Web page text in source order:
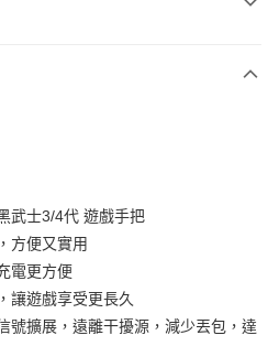
彰化商業銀行
台北富邦商業銀行
兆豐國際商業銀行
台中商業銀行
華泰商業銀行
遠東國際商業銀行
彰化商業銀行
台北富邦商業銀行
兆豐國際商業銀行
台中商業銀行
武士3/4代 遊戲手把
方便又實用
電更方便
讓遊戲享受更長久
號擴展，遠離干擾源，減少丟包，達